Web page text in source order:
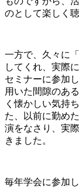
のとして楽しく
一方で、久々に
してくれ、実際
セミナーに参加
用いた間隙のあ
く懐かしい気持
た、以前に勤め
演をなさり、実
きました。
毎年学会に参加